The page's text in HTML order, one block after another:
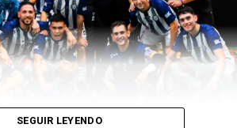
SEGUIR LEYENDO